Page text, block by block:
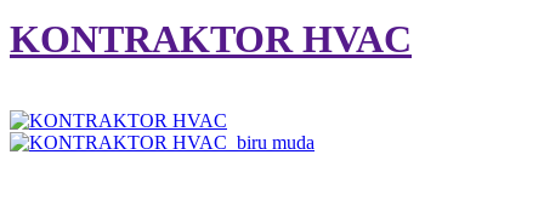
KONTRAKTOR HVAC